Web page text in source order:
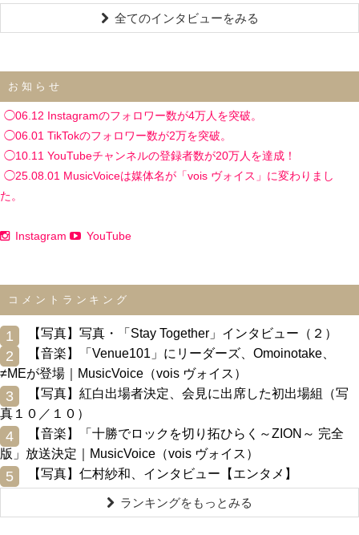
全てのインタビューをみる
お知らせ
◯06.12 Instagramのフォロワー数が4万人を突破。
◯06.01 TikTokのフォロワー数が2万を突破。
◯10.11 YouTubeチャンネルの登録者数が20万人を達成！
◯25.08.01 MusicVoiceは媒体名が「vois ヴォイス」に変わりまし
た。
Instagram YouTube
コメントランキング
1 【写真】写真・「Stay Together」インタビュー（２）
2
【音楽】「Venue101」にリーダーズ、Omoinotake、
≠MEが登場｜MusicVoice（vois ヴォイス）
3
【写真】紅白出場者決定、会見に出席した初出場組（写
真１０／１０）
4
【音楽】「十勝でロックを切り拓ひらく～ZION～ 完全
版」放送決定｜MusicVoice（vois ヴォイス）
5 【写真】仁村紗和、インタビュー【エンタメ】
ランキングをもっとみる